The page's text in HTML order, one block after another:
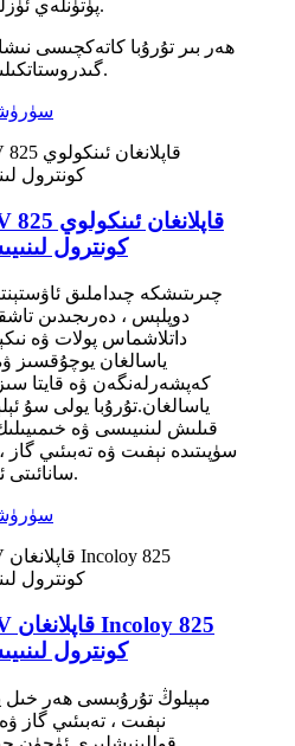
پۈتۈنلەي ئۈزلۈكسىز ئۇزۇنلۇقتا.
ھەر بىر تۇرۇبا كاتەكچىسى
گىدروستاتكىلىق سىناق قىلىنىدۇ.
كونترول
دوپلېس ، دەرىجىدىن
داتلاشماس پولات ۋە
ياسالغان يوچۇقسىز
كەپشەرلەنگەن ۋە قايتا
ياسالغان.تۇرۇبا يولى سۇ
قىلىش لىنىيىسى ۋە
سۈپىتىدە نېفىت ۋە تەبىئىي
سانائىتى ئۈچۈن ئىشلىتىلىدۇ.
كونترول
مېيلوڭ تۇرۇبىسى ھەر خىل
نېفىت ، تەبىئىي گاز